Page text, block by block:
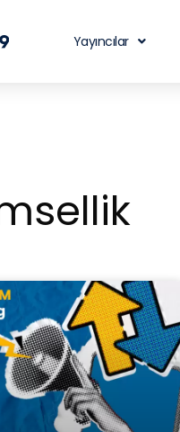
Yayıncılar